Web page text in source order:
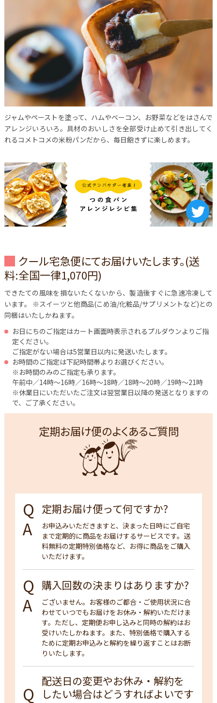
ジャムやペーストを塗って、ハムやベーコン、お野菜などをはさんで
アレンジいろいろ。具材のおいしさを全部受け止めて引き出してく
れるコメトコメの米粉パンだから、毎日飽きずに楽しめます。
クール宅急便にてお届けいたします。(送
料:全国一律1,070円)
できたての風味を損ないたくないから、製造後すぐに急速冷凍して
います。
※スイーツと他商品(こめ油/化粧品/サプリメントなど)との
同梱はいたしかねます。
お日にちのご指定はカート画面時表示されるプルダウンよりご指
定ください。
ご指定がない場合は5営業日以内に発送いたします。
お時間のご指定は下記時間帯よりお選びください。
※お時間のみのご指定も承ります。
午前中／14時～16時／16時～18時／18時～20時／19時～21時
※休業日にいただいたご注文は翌営業日以降の発送となりますの
で、ご了承ください。
定期お届け便のよくあるご質問
定期お届け便って何ですか?
お申込みいただきますと、決まった日時にご自宅
まで定期的に商品をお届けするサービスです。送
料無料の定期特別価格など、お得に商品をご購入
いただけます。
購入回数の決まりはありますか?
ございません。お客様のご都合・ご使用状況に合
わせていつでもお届けをお休み・解約いただけま
す。ただし、定期便お申し込みと同時の解約はお
受けいたしかねます。また、特別価格で購入する
ために定期お申込みと解約を繰り返すことはお断
りいたします。
配送日の変更やお休み・解約を
したい場合はどうすればよいです